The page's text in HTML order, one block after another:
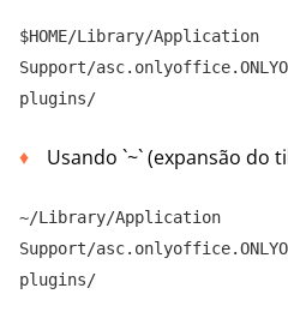
$HOME/Library/Application
Support/
plugins/
Usando `~` (expansão do
~/Library/Application
Support/
plugins/